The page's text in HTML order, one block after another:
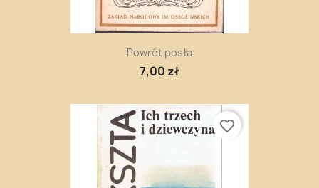
Powrót posła
7,00 zł
favorite_border